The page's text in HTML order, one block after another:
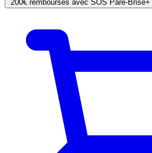
200€ remboursés avec SOS Pare-Brise+